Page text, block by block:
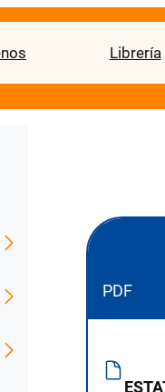
Librería
PDF